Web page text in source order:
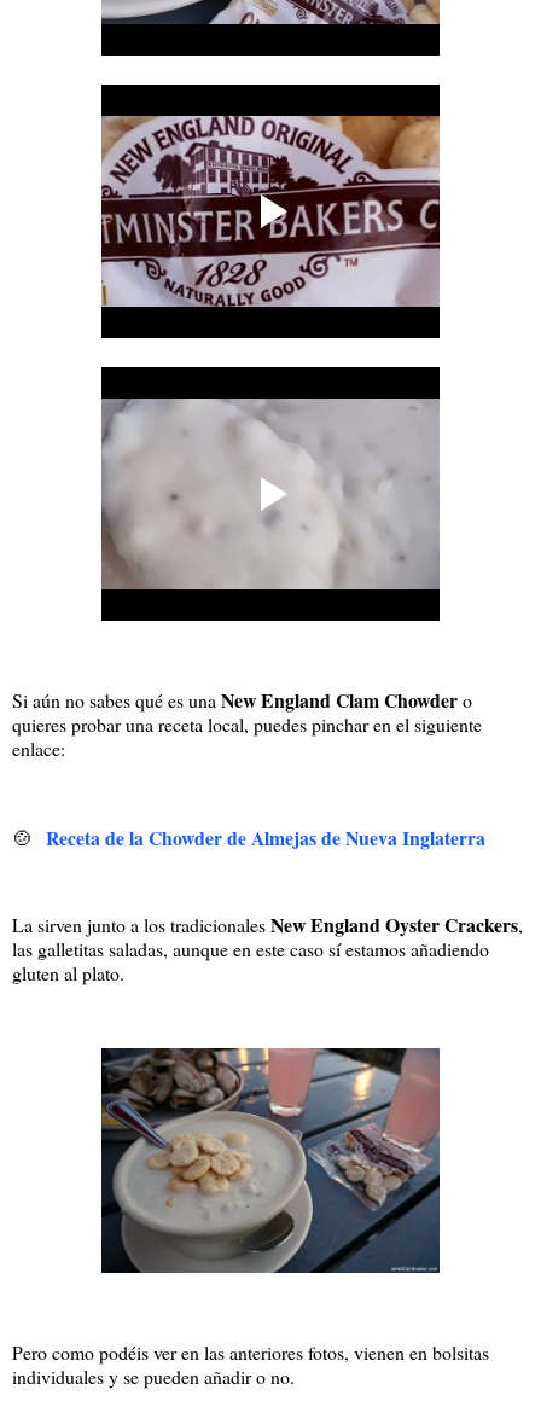
Si aún no sabes qué es una New England Clam Chowdero
quieres probar una receta local, puedes pinchar en el siguiente
enlace:
🍲 Receta de la Chowder de Almejas de Nueva Inglaterra
La sirven junto a los tradicionalesNew England Oyster Crackers,
las galletitas saladas, aunque en este caso sí estamos añadiendo
gluten al plato.
Pero como podéis ver en las anteriores fotos, vienen en bolsitas
individuales y se pueden añadir o no.